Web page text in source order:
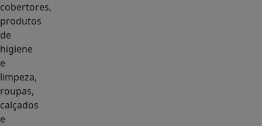
cobertores,
produtos
de
higiene
e
limpeza,
roupas,
calçados
e